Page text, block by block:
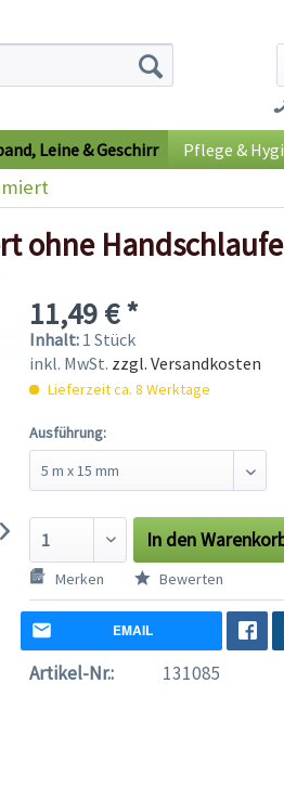
Leine & Geschirr Pflege &
ohne Handschlaufe
11,49 € *
Inhalt: 1 Stück
inkl. MwSt. zzgl. Versandkosten
Lieferzeit ca. 8 Werktage
Ausführung:
In den
Merken Bewerten
EMAIL
Artikel-Nr.: 131085